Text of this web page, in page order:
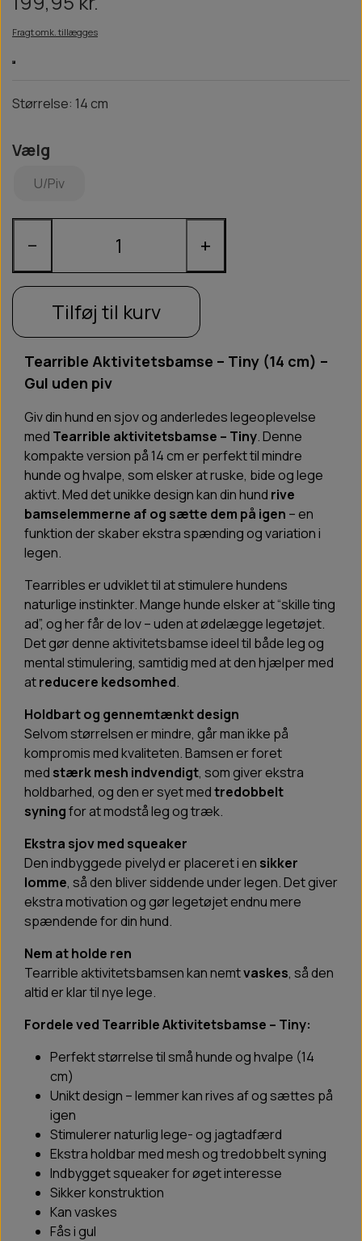
Fragt omk. tillægges
Størrelse: 14 cm
Vælg
U/Piv
− +
Tilføj til kurv
Tearrible Aktivitetsbamse – Tiny (14 cm) –
Gul uden piv
Giv din hund en sjov og anderledes legeoplevelse
med Tearrible aktivitetsbamse – Tiny. Denne
kompakte version på 14 cm er perfekt til mindre
hunde og hvalpe, som elsker at ruske, bide og lege
aktivt. Med det unikke design kan din hund rive
bamselemmerne af og sætte dem på igen – en
funktion der skaber ekstra spænding og variation i
legen.
Tearribles er udviklet til at stimulere hundens
naturlige instinkter. Mange hunde elsker at “skille ting
ad”, og her får de lov – uden at ødelægge legetøjet.
Det gør denne aktivitetsbamse ideel til både leg og
mental stimulering, samtidig med at den hjælper med
atreducere kedsomhed.
Holdbart og gennemtænkt design
Selvom størrelsen er mindre, går man ikke på
kompromis med kvaliteten. Bamsen er foret
med stærk mesh indvendigt, som giver ekstra
holdbarhed, og den er syet medtredobbelt
syningfor at modstå leg og træk.
Ekstra sjov med squeaker
Den indbyggede pivelyd er placeret i en sikker
lomme, så den bliver siddende under legen. Det giver
ekstra motivation og gør legetøjet endnu mere
spændende for din hund.
Nem at holde ren
Tearrible aktivitetsbamsen kan nemtvaskes, så den
altid er klar til nye lege.
Fordele ved Tearrible Aktivitetsbamse – Tiny:
Perfekt størrelse til små hunde og hvalpe (14
cm)
Unikt design – lemmer kan rives af og sættes på
igen
Stimulerer naturlig lege- og jagtadfærd
Ekstra holdbar med mesh og tredobbelt syning
Indbygget squeaker for øget interesse
Sikker konstruktion
Kan vaskes
Fås i gul